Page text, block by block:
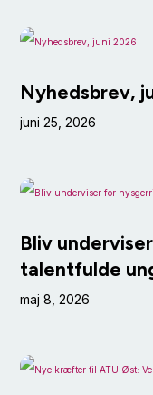
Nyhedsbrev,
juni 25, 2026
Bliv
talentfulde
maj 8, 2026